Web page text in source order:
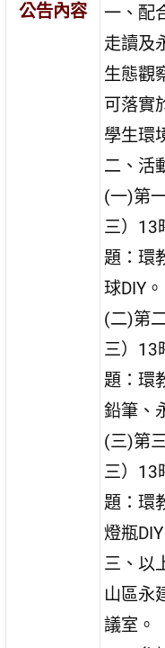
公告內容
一、配
走讀及
生態觀
可落實
學生環
二、活
(一)第
三）13
題：環
球DIY。
(二)第
三）13
題：環
鉛筆、
(三)第
三）13
題：環
燈瓶DIY
三、以
山區永
議室。